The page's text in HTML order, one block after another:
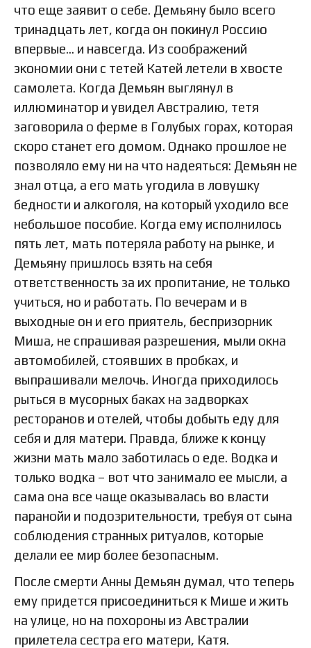
что еще заявит о себе. Демьяну было всего
тринадцать лет, когда он покинул Россию
впервые… и навсегда. Из соображений
экономии они с тетей Катей летели в хвосте
самолета. Когда Демьян выглянул в
иллюминатор и увидел Австралию, тетя
заговорила о ферме в Голубых горах, которая
скоро станет его домом. Однако прошлое не
позволяло ему ни на что надеяться: Демьян не
знал отца, а его мать угодила в ловушку
бедности и алкоголя, на который уходило все
небольшое пособие. Когда ему исполнилось
пять лет, мать потеряла работу на рынке, и
Демьяну пришлось взять на себя
ответственность за их пропитание, не только
учиться, но и работать. По вечерам и в
выходные он и его приятель, беспризорник
Миша, не спрашивая разрешения, мыли окна
автомобилей, стоявших в пробках, и
выпрашивали мелочь. Иногда приходилось
рыться в мусорных баках на задворках
ресторанов и отелей, чтобы добыть еду для
себя и для матери. Правда, ближе к концу
жизни мать мало заботилась о еде. Водка и
только водка – вот что занимало ее мысли, а
сама она все чаще оказывалась во власти
паранойи и подозрительности, требуя от сына
соблюдения странных ритуалов, которые
делали ее мир более безопасным.
После смерти Анны Демьян думал, что теперь
ему придется присоединиться к Мише и жить
на улице, но на похороны из Австралии
прилетела сестра его матери, Катя.